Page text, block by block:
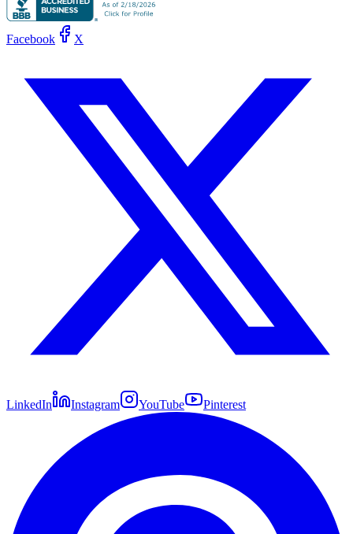
Facebook X
LinkedIn Instagram YouTube Pinterest